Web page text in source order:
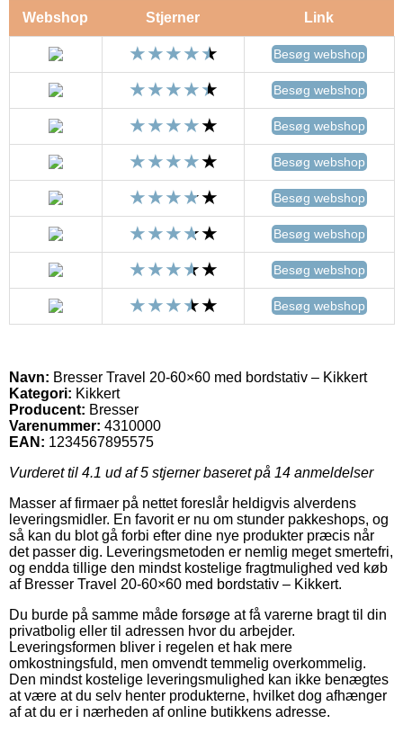
Webshop Stjerner Link
Besøg webshop
Besøg webshop
Besøg webshop
Besøg webshop
Besøg webshop
Besøg webshop
Besøg webshop
Besøg webshop
Navn: Bresser Travel 20-60×60 med bordstativ – Kikkert
Kategori: Kikkert
Producent: Bresser
Varenummer: 4310000
EAN: 1234567895575
Vurderet til 4.1 ud af 5 stjerner baseret på 14 anmeldelser
Masser af firmaer på nettet foreslår heldigvis alverdens
leveringsmidler. En favorit er nu om stunder pakkeshops, og
så kan du blot gå forbi efter dine nye produkter præcis når
det passer dig. Leveringsmetoden er nemlig meget smertefri,
og endda tillige den mindst kostelige fragtmulighed ved køb
af Bresser Travel 20-60×60 med bordstativ – Kikkert.
Du burde på samme måde forsøge at få varerne bragt til din
privatbolig eller til adressen hvor du arbejder.
Leveringsformen bliver i regelen et hak mere
omkostningsfuld, men omvendt temmelig overkommelig.
Den mindst kostelige leveringsmulighed kan ikke benægtes
at være at du selv henter produkterne, hvilket dog afhænger
af at du er i nærheden af online butikkens adresse.